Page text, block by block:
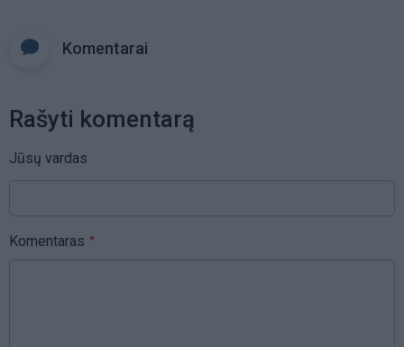
Komentarai
Rašyti komentarą
Jūsų vardas
Komentaras